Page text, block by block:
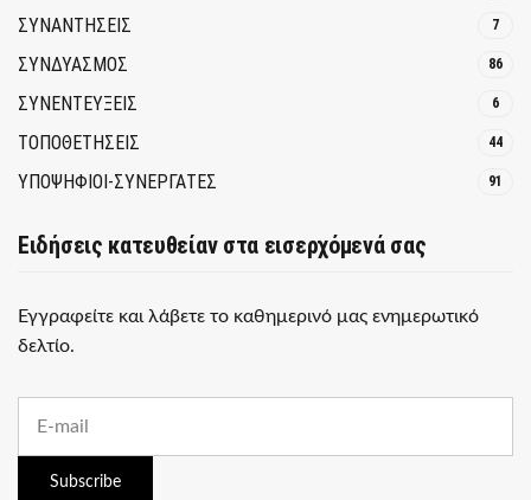
ΣΥΝΑΝΤΗΣΕΙΣ 7
ΣΥΝΔΥΑΣΜΟΣ 86
ΣΥΝΕΝΤΕΥΞΕΙΣ 6
ΤΟΠΟΘΕΤΗΣΕΙΣ 44
ΥΠΟΨΗΦΙΟΙ-ΣΥΝΕΡΓΑΤΕΣ 91
Ειδήσεις κατευθείαν στα εισερχόμενά σας
Εγγραφείτε και λάβετε το καθημερινό μας ενημερωτικό
δελτίο.
a
Subscribe